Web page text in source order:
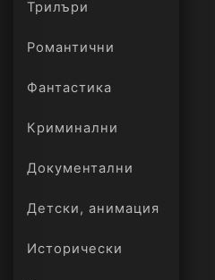
Трилъри
онлайн
Романтични
Фантастика
Криминални
Документални
Детски, анимация
Исторически